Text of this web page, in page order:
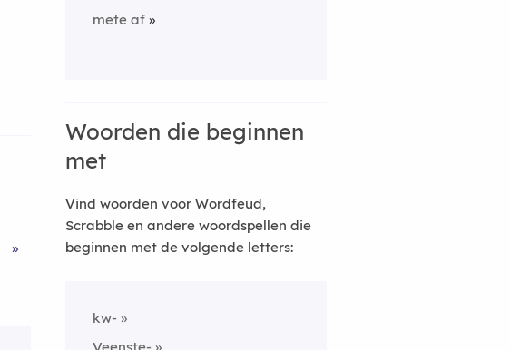
»
mete af
Woorden die beginnen
met
Vind woorden voor Wordfeud,
Scrabble en andere woordspellen die
beginnen met de volgende letters:
kw-